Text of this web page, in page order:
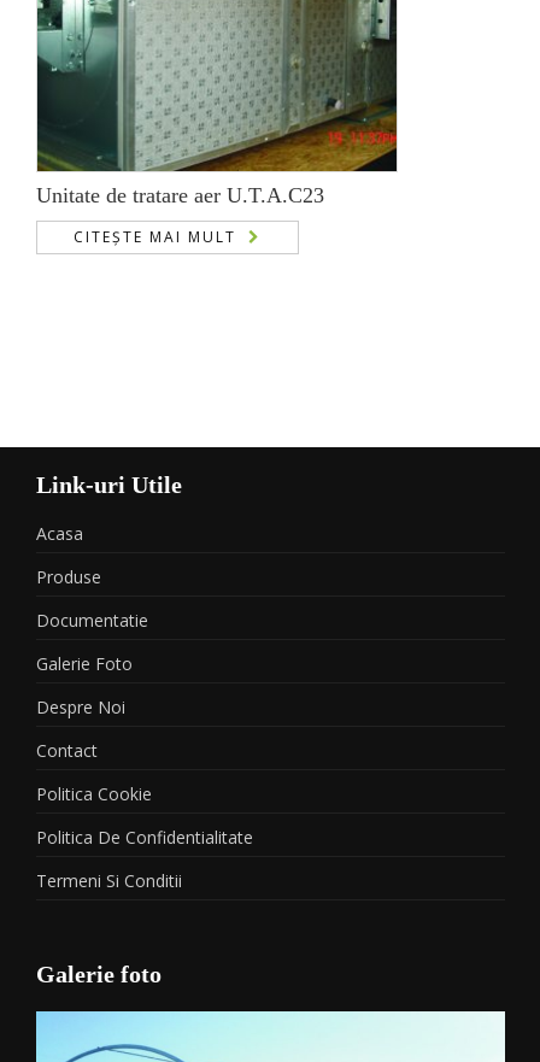
Unitate de tratare aer U.T.A.C23
CITEȘTE MAI MULT
Link-uri Utile
Acasa
Produse
Documentatie
Galerie Foto
Despre Noi
Contact
Politica Cookie
Politica De Confidentialitate
Termeni Si Conditii
Galerie foto